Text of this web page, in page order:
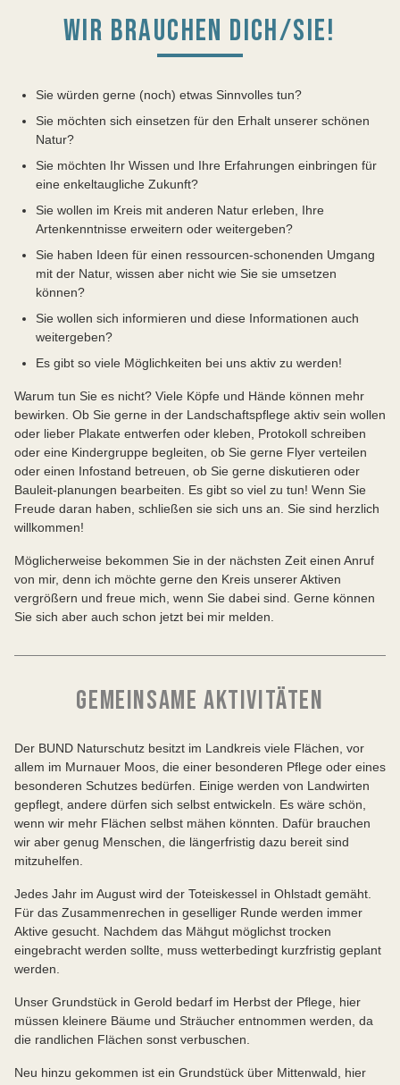
WIR BRAUCHEN DICH/SIE!
Sie würden gerne (noch) etwas Sinnvolles tun?
Sie möchten sich einsetzen für den Erhalt unserer schönen
Natur?
Sie möchten Ihr Wissen und Ihre Erfahrungen einbringen für
eine enkeltaugliche Zukunft?
Sie wollen im Kreis mit anderen Natur erleben, Ihre
Artenkenntnisse erweitern oder weitergeben?
Sie haben Ideen für einen ressourcen-schonenden Umgang
mit der Natur, wissen aber nicht wie Sie sie umsetzen
können?
Sie wollen sich informieren und diese Informationen auch
weitergeben?
Es gibt so viele Möglichkeiten bei uns aktiv zu werden!
Warum tun Sie es nicht? Viele Köpfe und Hände können mehr
bewirken. Ob Sie gerne in der Landschaftspflege aktiv sein wollen
oder lieber Plakate entwerfen oder kleben, Protokoll schreiben
oder eine Kindergruppe begleiten, ob Sie gerne Flyer verteilen
oder einen Infostand betreuen, ob Sie gerne diskutieren oder
Bauleit-planungen bearbeiten. Es gibt so viel zu tun! Wenn Sie
Freude daran haben, schließen sie sich uns an. Sie sind herzlich
willkommen!
Möglicherweise bekommen Sie in der nächsten Zeit einen Anruf
von mir, denn ich möchte gerne den Kreis unserer Aktiven
vergrößern und freue mich, wenn Sie dabei sind. Gerne können
Sie sich aber auch schon jetzt bei mir melden.
GEMEINSAME AKTIVITÄTEN
Der BUND Naturschutz besitzt im Landkreis viele Flächen, vor
allem im Murnauer Moos, die einer besonderen Pflege oder eines
besonderen Schutzes bedürfen. Einige werden von Landwirten
gepflegt, andere dürfen sich selbst entwickeln. Es wäre schön,
wenn wir mehr Flächen selbst mähen könnten. Dafür brauchen
wir aber genug Menschen, die längerfristig dazu bereit sind
mitzuhelfen.
Jedes Jahr im August wird der Toteiskessel in Ohlstadt gemäht.
Für das Zusammenrechen in geselliger Runde werden immer
Aktive gesucht. Nachdem das Mähgut möglichst trocken
eingebracht werden sollte, muss wetterbedingt kurzfristig geplant
werden.
Unser Grundstück in Gerold bedarf im Herbst der Pflege, hier
müssen kleinere Bäume und Sträucher entnommen werden, da
die randlichen Flächen sonst verbuschen.
Neu hinzu gekommen ist ein Grundstück über Mittenwald, hier